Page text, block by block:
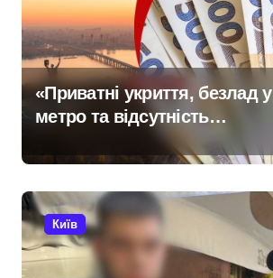
«Приватні укриття, безлад у
метро та відсутність
стратегії»: критика політики
безпеки Києва
Київ